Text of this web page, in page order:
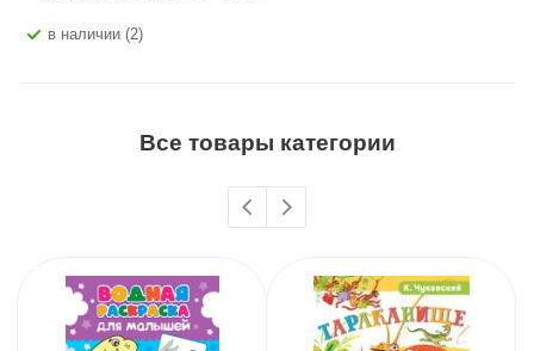
В наличии (2)
Все товары категории